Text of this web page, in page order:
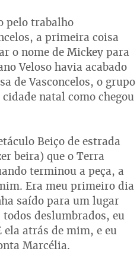
pelo trabalho
a primeira coisa
o nome de Mickey para
Veloso havia acabado
de Vasconcelos, o grupo
natal como chegou
Beiço de estrada
beira) que o Terra
terminou a peça, a
Era meu primeiro dia
saído para um lugar
deslumbrados, eu
atrás de mim, e eu
Marcélia.